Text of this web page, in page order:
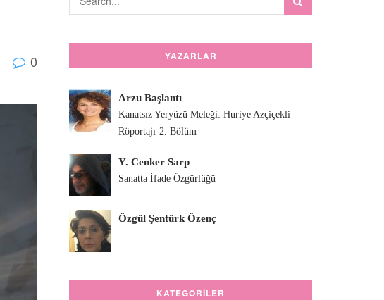
0 YAZARLAR
Arzu Başlantı
Kanatsız Yeryüzü Meleği: Huriye Azçiçekli
Röportajı-2. Bölüm
Y. Cenker Sarp
Sanatta İfade Özgürlüğü
Özgül Şentürk Özenç
KATEGORILER